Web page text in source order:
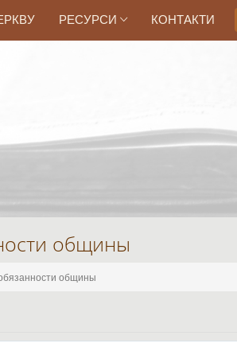
РЕСУРСИ КОНТАКТИ
общины
общины